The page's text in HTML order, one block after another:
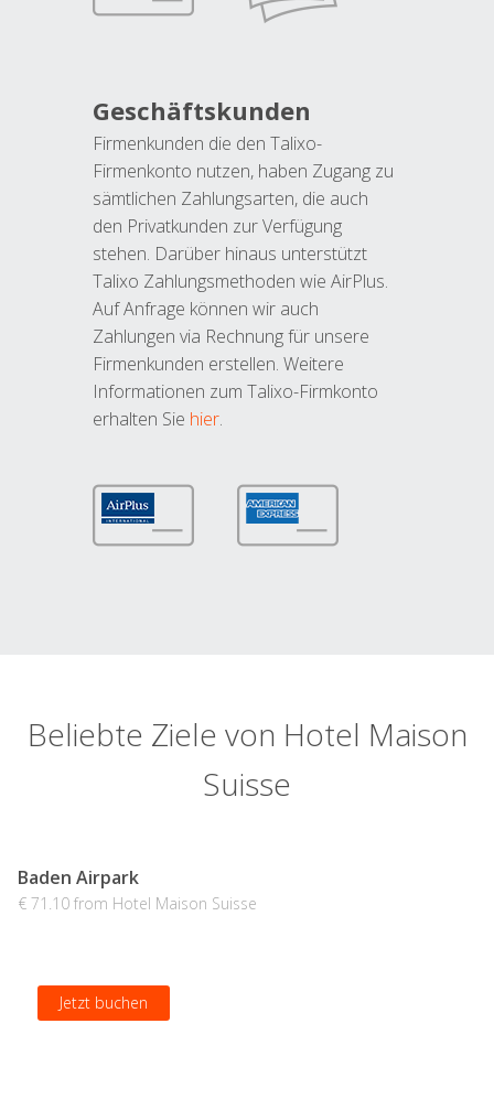
Geschäftskunden
Firmenkunden die den Talixo-
Firmenkonto nutzen, haben Zugang zu
sämtlichen Zahlungsarten, die auch
den Privatkunden zur Verfügung
stehen. Darüber hinaus unterstützt
Talixo Zahlungsmethoden wie AirPlus.
Auf Anfrage können wir auch
Zahlungen via Rechnung für unsere
Firmenkunden erstellen. Weitere
Informationen zum Talixo-Firmkonto
erhalten Sie hier.
Beliebte Ziele von Hotel Maison
Suisse
Baden Airpark
€ 71.10 from Hotel Maison Suisse
Jetzt buchen